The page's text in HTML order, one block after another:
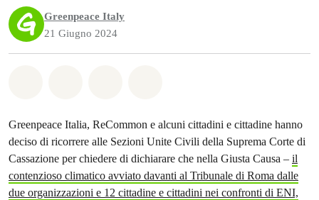
Greenpeace Italy
21 Giugno 2024
Greenpeace Italia, ReCommon e alcuni cittadini e cittadine hanno
deciso di ricorrere alle Sezioni Unite Civili della Suprema Corte di
Cassazione per chiedere di dichiarare che nella Giusta Causa – il
contenzioso climatico avviato davanti al Tribunale di Roma dalle
due organizzazioni e 12 cittadine e cittadini nei confronti di ENI,